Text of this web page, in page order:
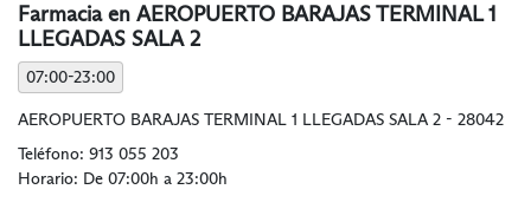
Farmacia en AEROPUERTO BARAJAS TERMINAL 1
LLEGADAS SALA 2
07:00-23:00
AEROPUERTO BARAJAS TERMINAL 1 LLEGADAS SALA 2 - 28042
Teléfono: 913 055 203
Horario: De 07:00h a 23:00h